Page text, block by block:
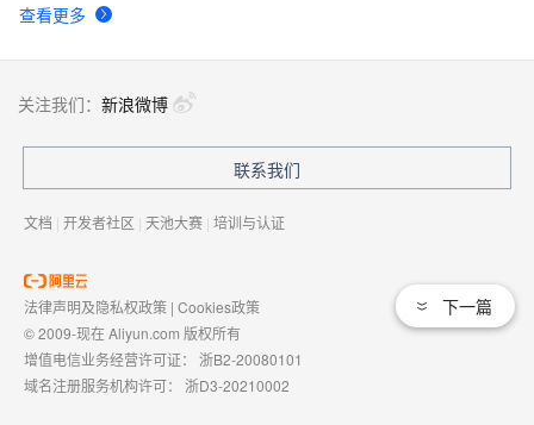
查看更多
下一篇
关注我们： 新浪微博
联系我们
文档 | 开发者社区 | 天池大赛 | 培训与认证
法律声明及隐私权政策 | Cookies政策
© 2009-现在 Aliyun.com 版权所有
增值电信业务经营许可证： 浙B2-20080101
域名注册服务机构许可： 浙D3-20210002